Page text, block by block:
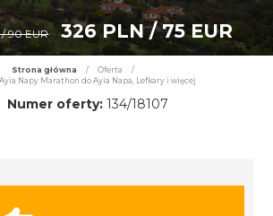
/ 90 EUR 326 PLN / 75 EUR
Strona główna / Oferta
/
Napy Marathon do Ayia Napa, Lefkary i więcej
Numer oferty: 134/18107